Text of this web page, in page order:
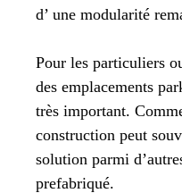
d’ une modularité
Pour les particuliers
des emplacements
très important.
construction peut
solution parmi
prefabriqué.